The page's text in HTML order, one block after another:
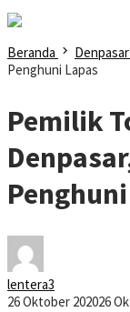
Beranda Denpasar
Penghuni Lapas
Pemilik
lentera3
26 Oktober 202026